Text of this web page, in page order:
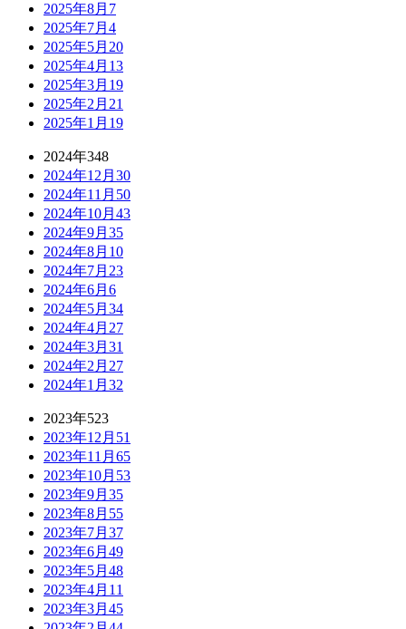
2025年8月 7
2025年7月 4
2025年5月 20
2025年4月 13
2025年3月 19
2025年2月 21
2025年1月 19
2024年348
2024年12月 30
2024年11月 50
2024年10月 43
2024年9月 35
2024年8月 10
2024年7月 23
2024年6月 6
2024年5月 34
2024年4月 27
2024年3月 31
2024年2月 27
2024年1月 32
2023年523
2023年12月 51
2023年11月 65
2023年10月 53
2023年9月 35
2023年8月 55
2023年7月 37
2023年6月 49
2023年5月 48
2023年4月 11
2023年3月 45